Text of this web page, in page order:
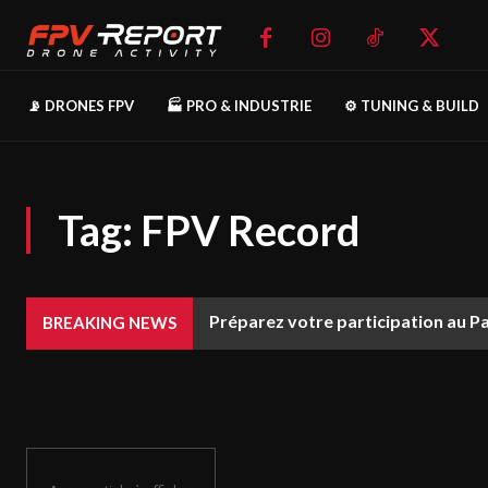
📡 DRONES FPV 🏭 PRO & INDUSTRIE ⚙️ TUNING & BUILD
Tag: FPV Record
BREAKING NEWS Préparez votre participation au